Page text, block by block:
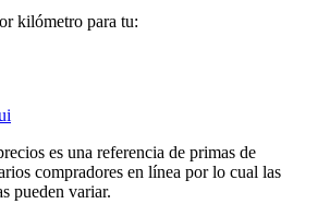
kilómetro para tu:
es una referencia de primas de
compradores en línea por lo cual las
pueden variar.